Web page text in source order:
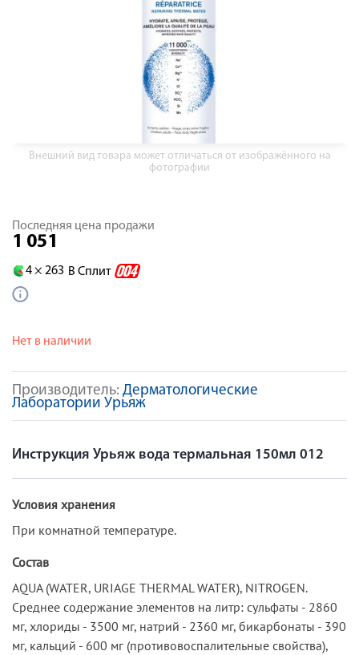
Внешний вид товара может отличаться от изображённого на
фотографии
Производитель: Дерматологические
Лаборатории Урьяж
Последняя цена продажи
1 051
4 × 263 В Сплит
Нет в наличии
Инструкция Урьяж вода термальная 150мл 012
Условия хранения
При комнатной температуре.
Состав
AQUA (WATER, URIAGE THERMAL WATER), NITROGEN.
Среднее содержание элементов на литр: сульфаты - 2860
мг, хлориды - 3500 мг, натрий - 2360 мг, бикарбонаты - 390
мг, кальций - 600 мг (противовоспалительные свойства),